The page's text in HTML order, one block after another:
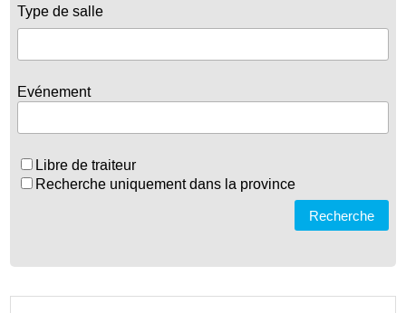
Type de salle
Evénement
Libre de traiteur
Recherche uniquement dans la province
Recherche